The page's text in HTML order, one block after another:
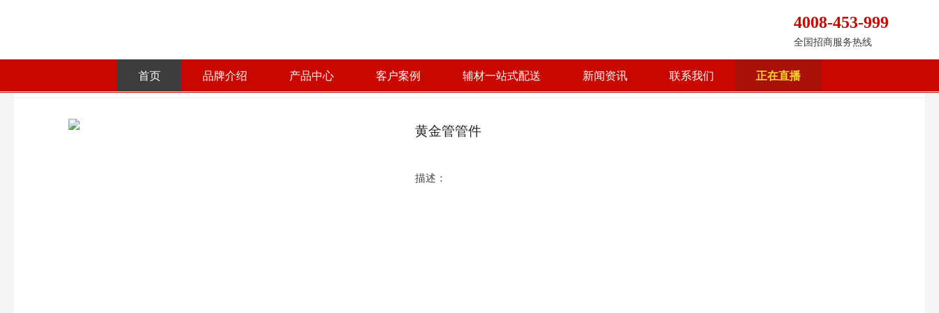
4008-453-999
全国招商服务热线
首页 品牌介绍 产品中心 客户案例 辅材一站式配送 新闻资讯 联系我们 正在直播
欧美亚管材配件
黄金管管件
描述：